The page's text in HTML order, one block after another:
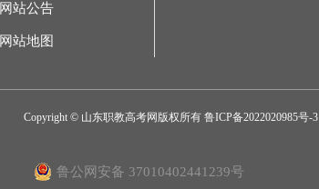
网站公告
网站地图
Copyright © 山东职教高考网版权所有 鲁ICP备2022020985号-3
鲁公网安备 37010402441239号